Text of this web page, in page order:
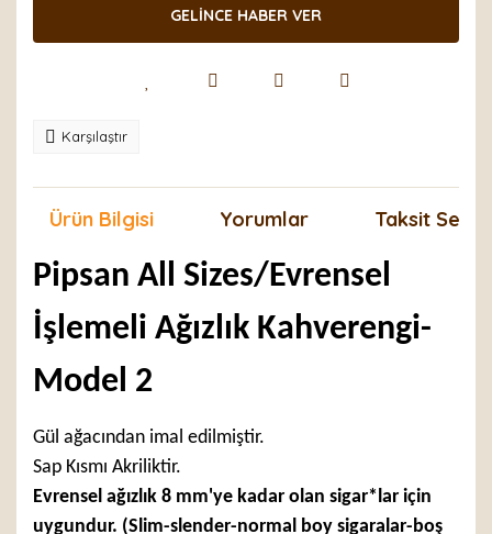
GELİNCE HABER VER
Karşılaştır
Ürün Bilgisi Yorumlar Taksit
Pipsan All Sizes/Evrensel
İşlemeli Ağızlık Kahverengi-
Model 2
Gül ağacından imal edilmiştir.
Sap Kısmı Akriliktir.
Evrensel ağızlık 8 mm'ye kadar olan sigar*lar için
uygundur. (Slim-slender-normal boy sigaralar-boş